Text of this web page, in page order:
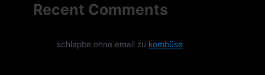
Recent Comments
schlapbe ohne email zu kombüse